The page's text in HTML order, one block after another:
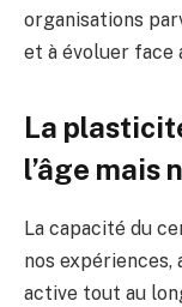
organisations
et à évoluer face
La
l’âge mais
La capacité du
nos expériences,
active tout au